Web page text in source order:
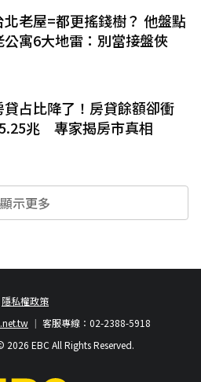
北老屋=都更搖錢樹？ 他盤點
公寓6大地雷：別當接盤俠
貸占比降了！房貸餘額卻衝
兆 專家揭房市真相
顯示更多
隱私權政策
客服專線：02-2388-5918
2026 EBC All Rights Reserved.